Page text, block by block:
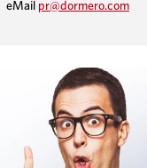
eMail pr@dormero.com